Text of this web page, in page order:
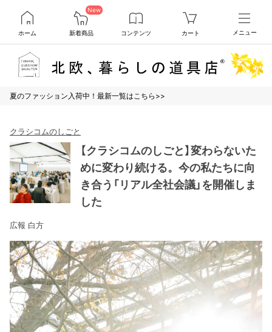
ホーム
New
新着商品 コンテンツ カート メニュー
夏のファッション入荷中！最新一覧はこちら>>
クラシコムのしごと
【クラシコムのしごと】変わらないた
めに変わり続ける。今の私たちに向
き合う「リアル全社会議」を開催しま
した
広報 白方